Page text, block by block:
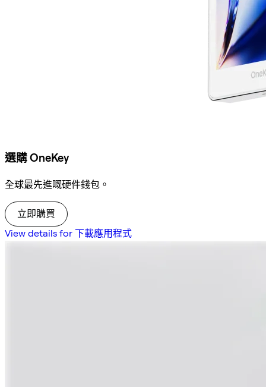
選購 OneKey
全球最先進嘅硬件錢包。
立即購買
View details for 下載應用程式